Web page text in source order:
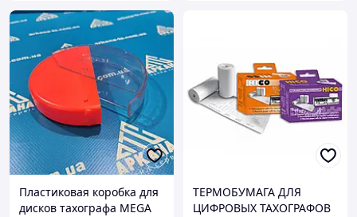
Пластиковая коробка для
дисков тахографа MEGA
ТЕРМОБУМАГА ДЛЯ
ЦИФРОВЫХ ТАХОГРАФОВ